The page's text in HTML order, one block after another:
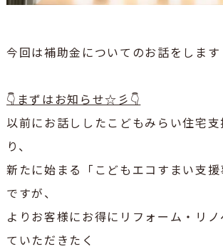
今回は補助金についてのお話をします
👇まずはお知らせ☆彡👇
以前にお話ししたこどもみらい住宅
り、
新たに始まる「こどもエコすまい支
ですが、
よりお客様にお得にリフォーム・リ
ていただきたく